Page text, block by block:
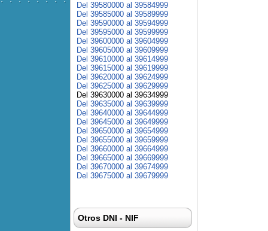
Del 39580000 al 39584999
Del 39585000 al 39589999
Del 39590000 al 39594999
Del 39595000 al 39599999
Del 39600000 al 39604999
Del 39605000 al 39609999
Del 39610000 al 39614999
Del 39615000 al 39619999
Del 39620000 al 39624999
Del 39625000 al 39629999
Del 39630000 al 39634999
Del 39635000 al 39639999
Del 39640000 al 39644999
Del 39645000 al 39649999
Del 39650000 al 39654999
Del 39655000 al 39659999
Del 39660000 al 39664999
Del 39665000 al 39669999
Del 39670000 al 39674999
Del 39675000 al 39679999
Otros DNI - NIF